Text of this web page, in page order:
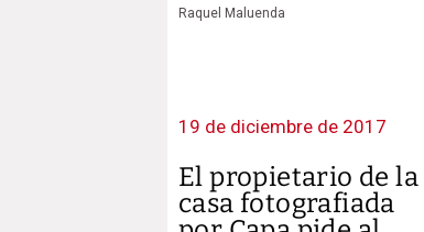
Raquel Maluenda
19 de diciembre de 2017
El propietario de la
casa fotografiada